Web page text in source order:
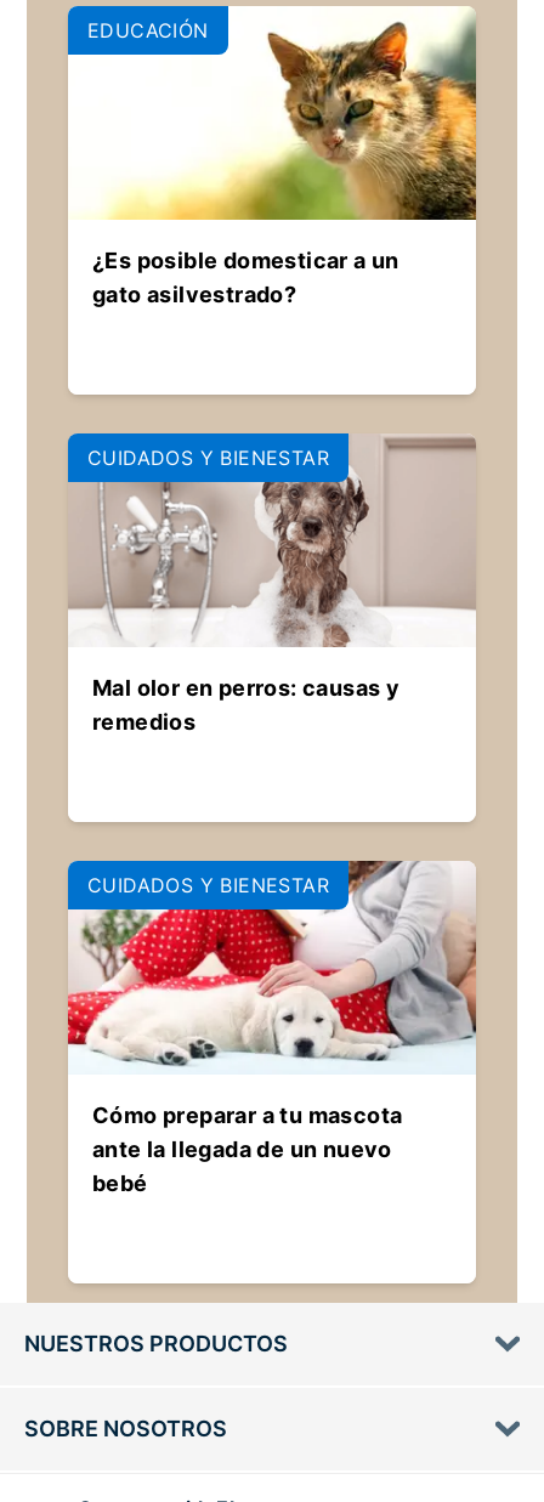
EDUCACIÓN
¿Es posible domesticar a un
gato asilvestrado?
CUIDADOS Y BIENESTAR
Mal olor en perros: causas y
remedios
CUIDADOS Y BIENESTAR
Cómo preparar a tu mascota
ante la llegada de un nuevo
bebé
NUESTROS PRODUCTOS
SOBRE NOSOTROS